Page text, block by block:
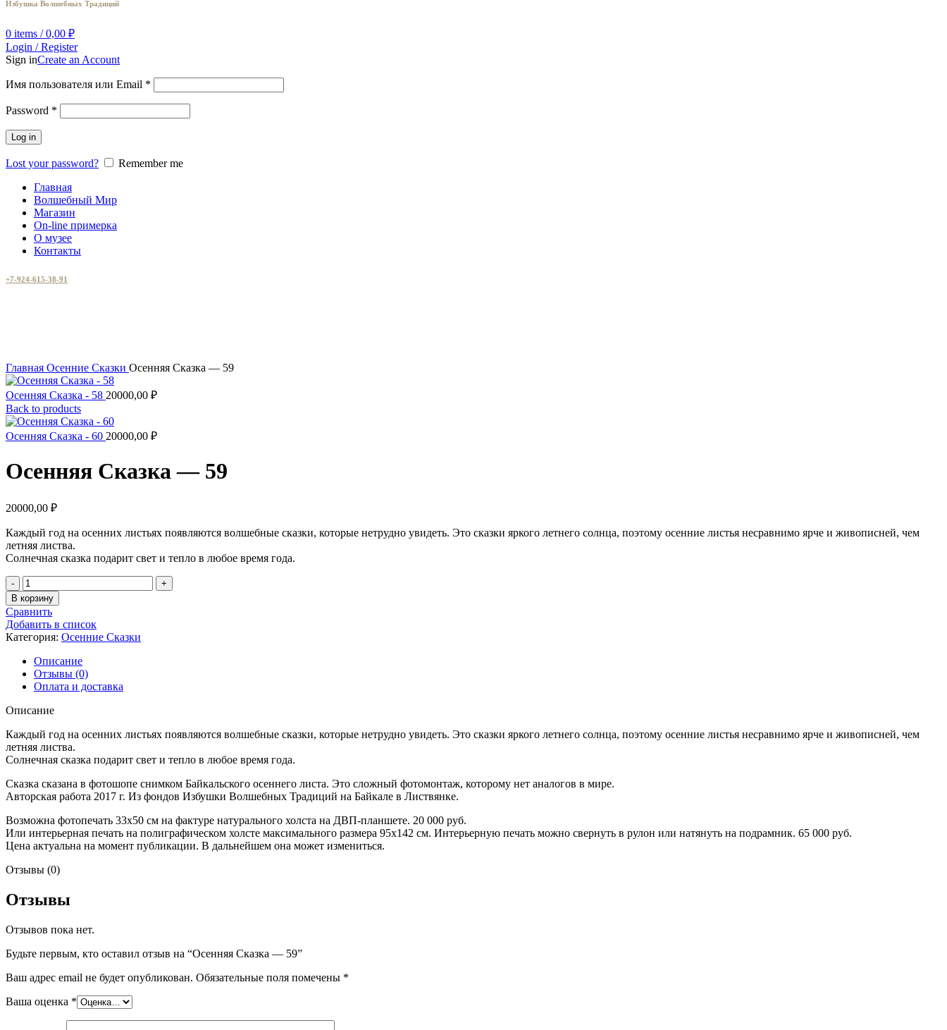
Избушка Волшебных Традиций
0 items / 0,00 ₽
Login / Register
Sign inCreate an Account
Имя пользователя или Email *
Password *
Log in
Lost your password?
Remember me
Главная
Волшебный Мир
Магазин
On-line примерка
О музее
Контакты
+7-924-615-38-91
Главная Осенние Сказки Осенняя Сказка — 59
Осенняя Сказка - 58 20000,00 ₽
Back to products
Осенняя Сказка - 60 20000,00 ₽
Осенняя Сказка — 59
20000,00 ₽
Каждый год на осенних листьях появляются волшебные сказки, которые нетрудно увидеть. Это сказки яркого летнего солнца, поэтому осенние листья несравнимо ярче и живописней, чем
летняя листва.
Солнечная сказка подарит свет и тепло в любое время года.
Количество
товара
Осенняя
Сказка
-
59
В корзину
Сравнить
Добавить в список
Категория: Осенние Сказки
Описание
Отзывы (0)
Оплата и доставка
Описание
Каждый год на осенних листьях появляются волшебные сказки, которые нетрудно увидеть. Это сказки яркого летнего солнца, поэтому осенние листья несравнимо ярче и живописней, чем
летняя листва.
Солнечная сказка подарит свет и тепло в любое время года.
Сказка сказана в фотошопе снимком Байкальского осеннего листа. Это сложный фотомонтаж, которому нет аналогов в мире.
Авторская работа 2017 г. Из фондов Избушки Волшебных Традиций на Байкале в Листвянке.
Возможна фотопечать 33х50 см на фактуре натурального холста на ДВП-планшете. 20 000 руб.
Или интерьерная печать на полиграфическом холсте максимального размера 95х142 см. Интерьерную печать можно свернуть в рулон или натянуть на подрамник. 65 000 руб.
Цена актуальна на момент публикации. В дальнейшем она может измениться.
Отзывы (0)
Отзывы
Отзывов пока нет.
Будьте первым, кто оставил отзыв на “Осенняя Сказка — 59”
Ваш адрес email не будет опубликован. Обязательные поля помечены *
Ваша оценка *